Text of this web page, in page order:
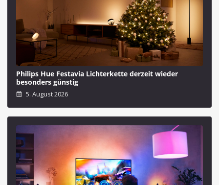
Philips Hue Festavia Lichterkette derzeit wieder
besonders günstig
5. August 2026